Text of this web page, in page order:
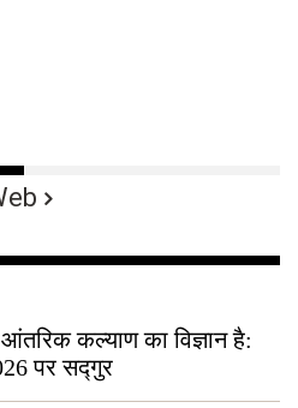
कल्याण का विज्ञान है:
पर सद्गुर